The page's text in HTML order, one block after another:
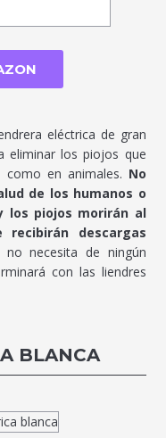
eléctrica de gran
eliminar los piojos que
en animales. No
de los humanos o
los piojos morirán al
descargas
no necesita de ningún
con las liendres
BLANCA